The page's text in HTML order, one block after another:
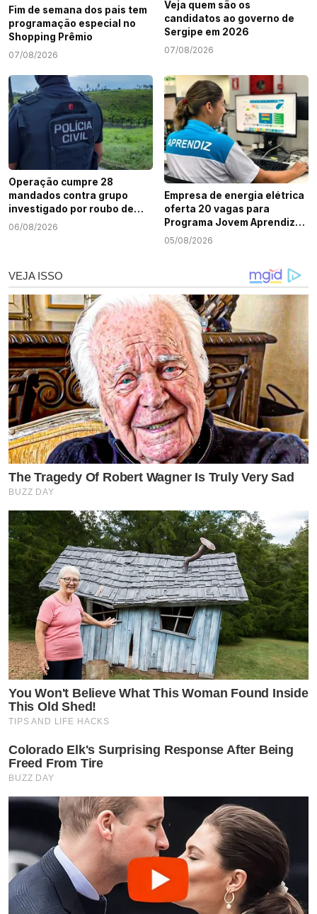
Fim de semana dos pais tem
programação especial no
Shopping Prêmio
07/08/2026
Veja quem são os
candidatos ao governo de
Sergipe em 2026
07/08/2026
Operação cumpre 28
mandados contra grupo
investigado por roubo de
cargas e tráfico de drogas
06/08/2026
Empresa de energia elétrica
oferta 20 vagas para
Programa Jovem Aprendiz
em Sergipe
05/08/2026